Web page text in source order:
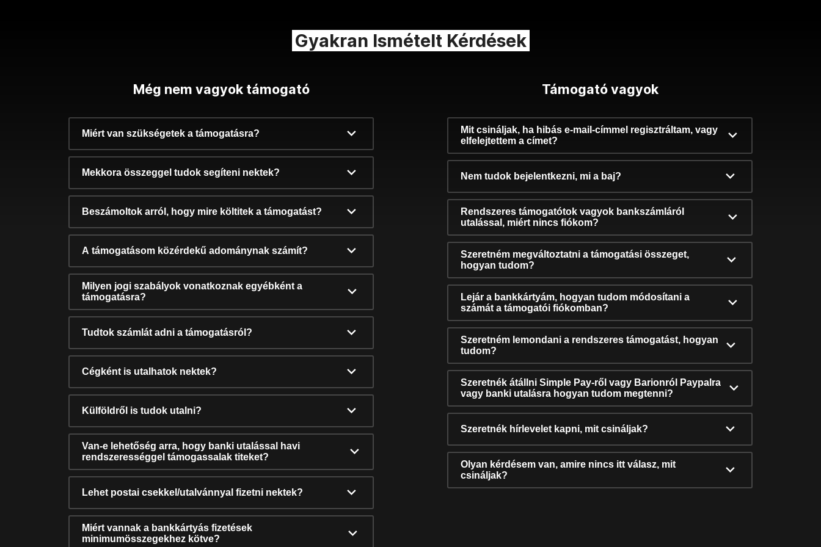
Gyakran Ismételt Kérdések
Még nem vagyok támogató
Miért van szükségetek a támogatásra?
Mekkora összeggel tudok segíteni nektek?
Beszámoltok arról, hogy mire költitek a támogatást?
A támogatásom közérdekű adománynak számít?
Milyen jogi szabályok vonatkoznak egyébként a
támogatásra?
Tudtok számlát adni a támogatásról?
Cégként is utalhatok nektek?
Külföldről is tudok utalni?
Van-e lehetőség arra, hogy banki utalással havi
rendszerességgel támogassalak titeket?
Lehet postai csekkel/utalvánnyal fizetni nektek?
Miért vannak a bankkártyás fizetések
minimumösszegekhez kötve?
Támogató vagyok
Mit csináljak, ha hibás e-mail-címmel regisztráltam, vagy
elfelejtettem a címet?
Nem tudok bejelentkezni, mi a baj?
Rendszeres támogatótok vagyok bankszámláról
utalással, miért nincs fiókom?
Szeretném megváltoztatni a támogatási összeget,
hogyan tudom?
Lejár a bankkártyám, hogyan tudom módosítani a
számát a támogatói fiókomban?
Szeretném lemondani a rendszeres támogatást, hogyan
tudom?
Szeretnék átállni Simple Pay-ről vagy Barionról Paypalra
vagy banki utalásra hogyan tudom megtenni?
Szeretnék hírlevelet kapni, mit csináljak?
Olyan kérdésem van, amire nincs itt válasz, mit
csináljak?